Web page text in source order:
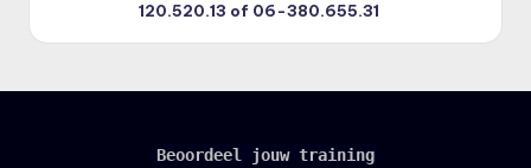
120.520.13 of 06-380.655.31
Beoordeel jouw training